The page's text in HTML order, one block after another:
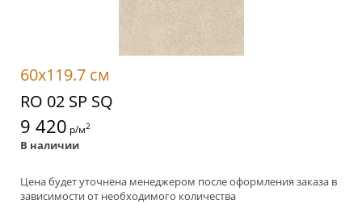
60x119.7 см
RO 02 SP SQ
9 420 р/м2
В наличии
Цена будет уточнена менеджером после оформления заказа в
зависимости от необходимого количества